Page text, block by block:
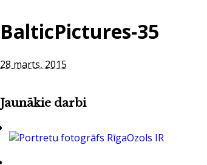
BalticPictures-35
28 marts, 2015
Jaunākie darbi
Ozols IR